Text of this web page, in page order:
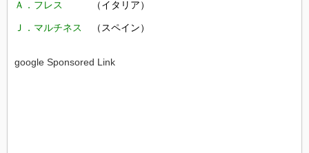
Ａ．フレス （イタリア）
Ｊ．マルチネス （スペイン）
google Sponsored Link